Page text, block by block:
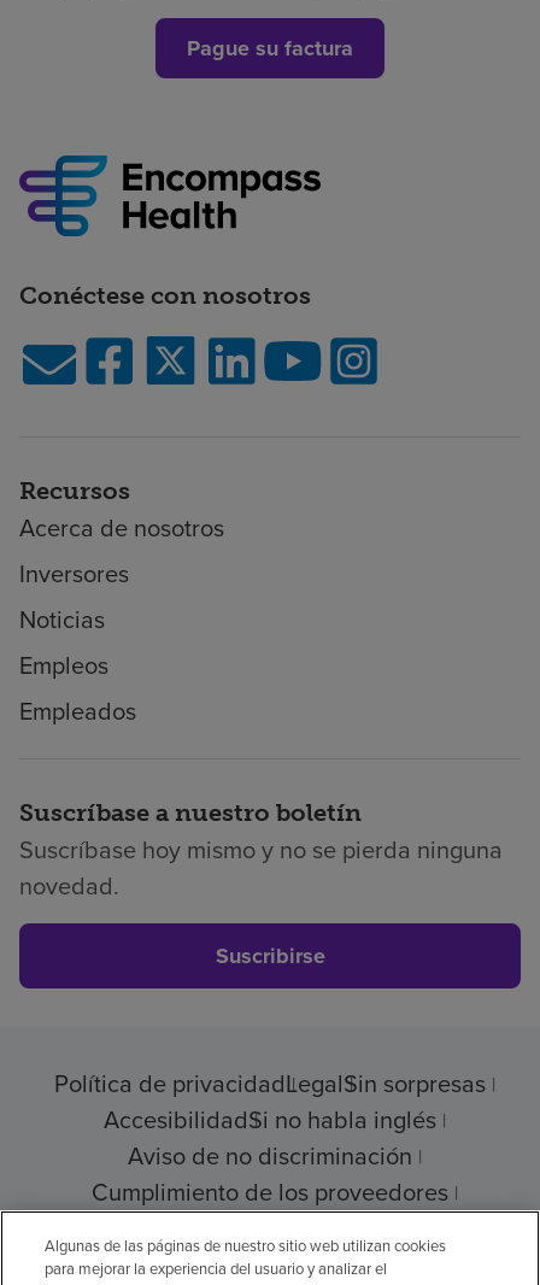
Pague su factura
Conéctese con nosotros
Recursos
Acerca de nosotros
Inversores
Noticias
Empleos
Empleados
Suscríbase a nuestro boletín
Suscríbase hoy mismo y no se pierda ninguna
novedad.
Suscribirse
Política de privacidadLegalSin sorpresas
AccesibilidadSi no habla inglés
Aviso de no discriminación
Cumplimiento de los proveedores
Algunas de las páginas de nuestro sitio web utilizan cookies
para mejorar la experiencia del usuario y analizar el